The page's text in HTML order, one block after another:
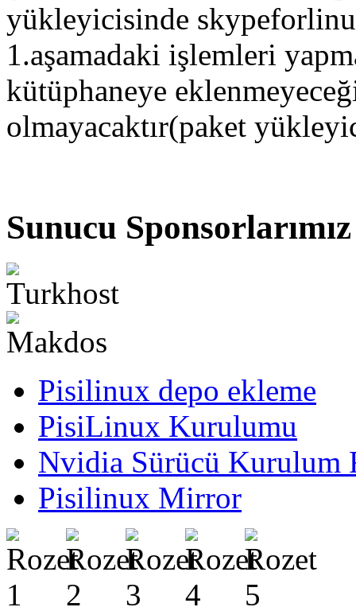
yükleyicisinde
1.aşamadaki işlemleri
kütüphaneye
olmayacaktır(paket
Sunucu Sponsorlarımız
Pisilinux depo ekleme
PisiLinux Kurulumu
Nvidia Sürücü Kurulum
Pisilinux Mirror